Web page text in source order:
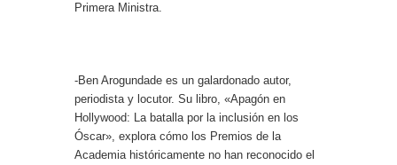
Primera Ministra.
-Ben Arogundade es un galardonado autor,
periodista y locutor. Su libro, «Apagón en
Hollywood: La batalla por la inclusión en los
Óscar», explora cómo los Premios de la
Academia históricamente no han reconocido el